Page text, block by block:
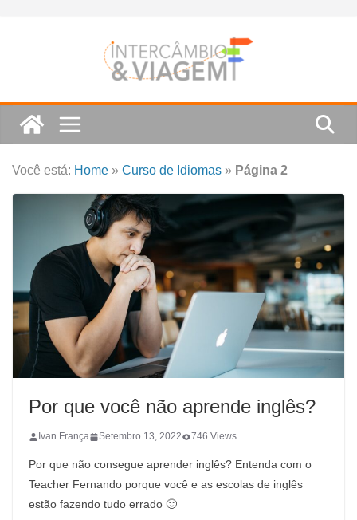
Você está: Home »Curso de Idiomas » Página 2
Por que você não aprende inglês?
Ivan França Setembro 13, 2022 746 Views
Por que não consegue aprender inglês? Entenda com o
Teacher Fernando porque você e as escolas de inglês
estão fazendo tudo errado 🙂